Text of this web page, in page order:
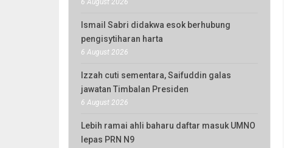
6 August 2026
Ismail Sabri didakwa esok berhubung
pengisytiharan harta
6 August 2026
Izzah cuti sementara, Saifuddin galas
jawatan Timbalan Presiden
6 August 2026
Lebih ramai ahli baharu daftar masuk UMNO
lepas PRN N9